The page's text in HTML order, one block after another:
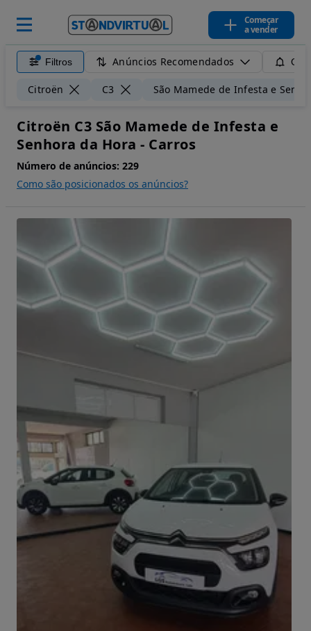
Começar
a vender
Filtros Anúncios Recomendados
Citroën C3 São Mamede de Infesta e
Citroën C3 São Mamede de Infesta e
Senhora da Hora - Carros
Número de anúncios: 229
Como são posicionados os anúncios?